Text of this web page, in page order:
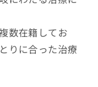
数在籍してお
りに合った治療